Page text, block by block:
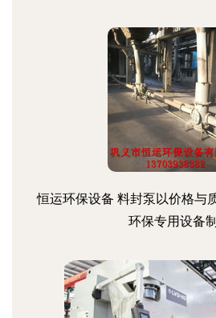
恒运环保设备 料封泵以价格与
环保专用设备